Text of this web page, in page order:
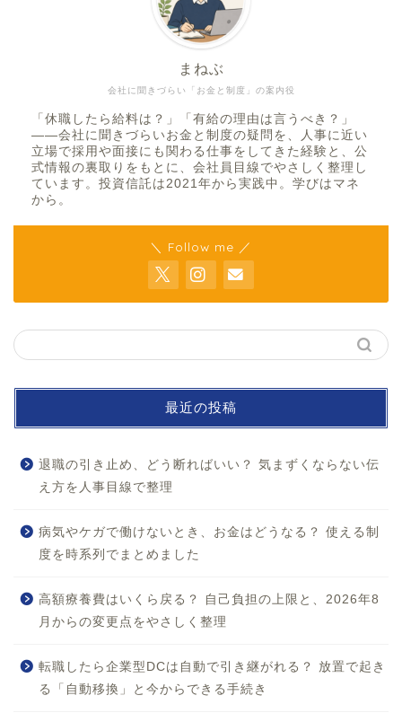
会社に聞きづらい「お金と制度」の案内役
まねぶ
「休職したら給料は？」「有給の理由は言うべき？」
——会社に聞きづらいお金と制度の疑問を、人事に近い
立場で採用や面接にも関わる仕事をしてきた経験と、公
式情報の裏取りをもとに、会社員目線でやさしく整理し
ています。投資信託は2021年から実践中。学びはマネ
から。
＼ Follow me ／
最近の投稿
退職の引き止め、どう断ればいい？ 気まずくならない伝
え方を人事目線で整理
病気やケガで働けないとき、お金はどうなる？ 使える制
度を時系列でまとめました
高額療養費はいくら戻る？ 自己負担の上限と、2026年8
月からの変更点をやさしく整理
転職したら企業型DCは自動で引き継がれる？ 放置で起き
る「自動移換」と今からできる手続き
プロフィール